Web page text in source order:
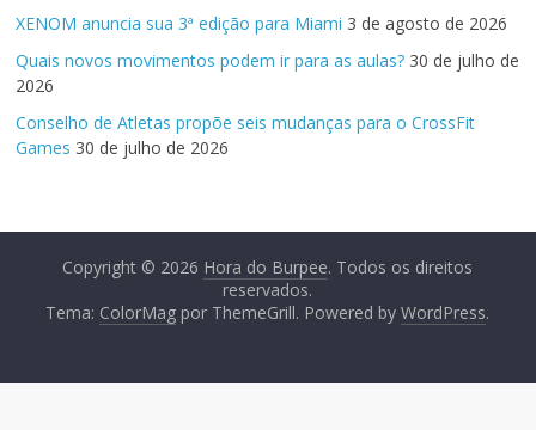
XENOM anuncia sua 3ª edição para Miami 3 de agosto de 2026
Quais novos movimentos podem ir para as aulas? 30 de julho de
2026
Conselho de Atletas propõe seis mudanças para o CrossFit
Games 30 de julho de 2026
Copyright © 2026 Hora do Burpee. Todos os direitos
reservados.
Tema: ColorMag por ThemeGrill. Powered byWordPress.